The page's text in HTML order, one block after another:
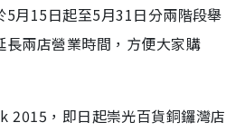
5月15日起至5月31日分兩階段舉
兩店營業時間，方便大家購
2015，即日起崇光百貨銅鑼灣店